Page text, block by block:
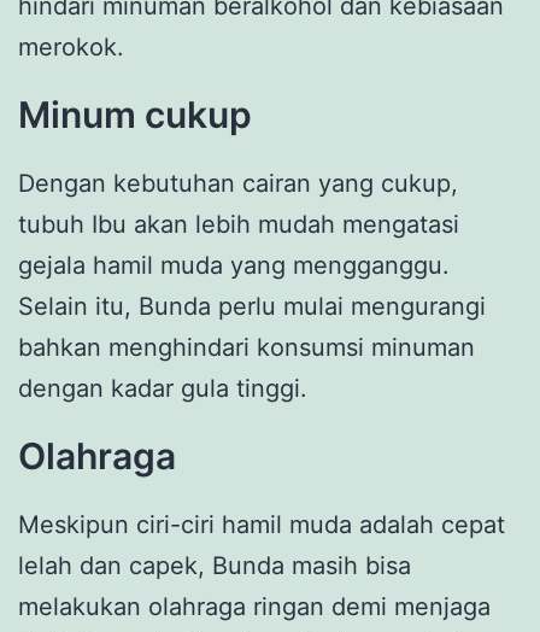
hindari minuman beralkohol dan kebiasaan
merokok.
Minum cukup
Dengan kebutuhan cairan yang cukup,
tubuh Ibu akan lebih mudah mengatasi
gejala hamil muda yang mengganggu.
Selain itu, Bunda perlu mulai mengurangi
bahkan menghindari konsumsi minuman
dengan kadar gula tinggi.
Olahraga
Meskipun ciri-ciri hamil muda adalah cepat
lelah dan capek, Bunda masih bisa
melakukan olahraga ringan demi menjaga